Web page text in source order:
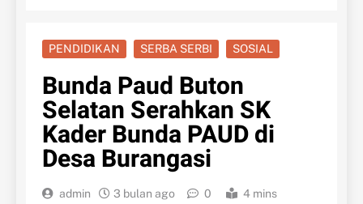
PENDIDIKAN SERBA SERBI SOSIAL
Bunda Paud Buton
Selatan Serahkan SK
Kader Bunda PAUD di
Desa Burangasi
admin 3 bulan ago 0 4 mins